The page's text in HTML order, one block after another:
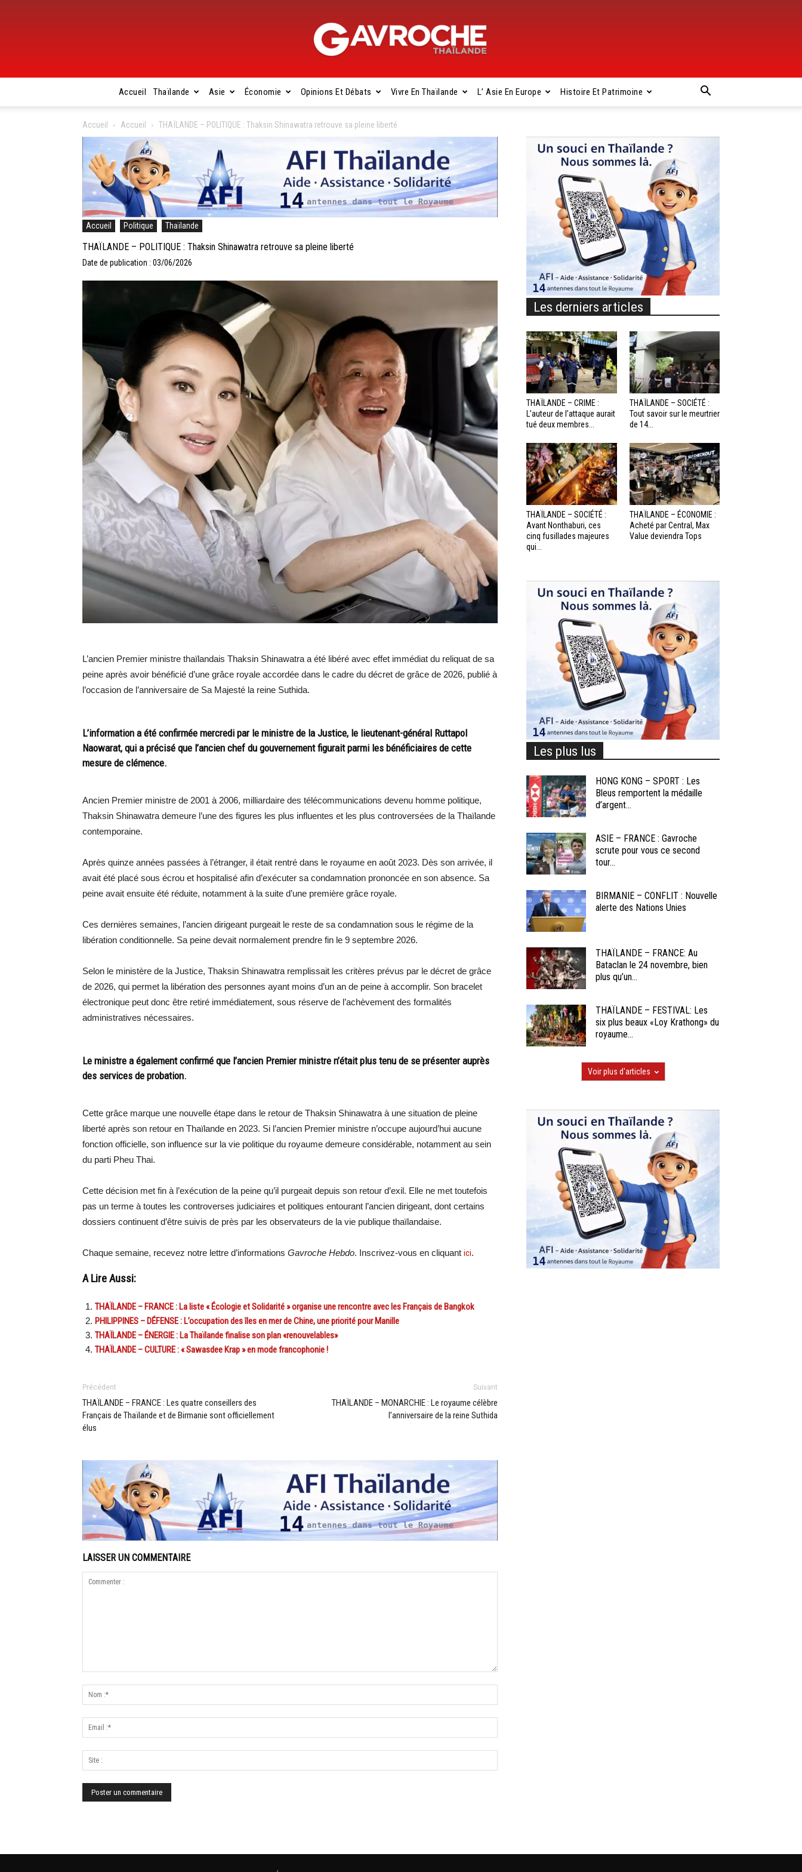
Gavroche
Thaïlande
Accueil Thaïlande Asie Économie Opinions Et Débats Vivre En Thaïlande L’ Asie En Europe Histoire Et Patrimoine
Accueil Accueil THAÏLANDE – POLITIQUE : Thaksin Shinawatra retrouve sa pleine liberté
Accueil Politique Thaïlande
THAÏLANDE – POLITIQUE : Thaksin Shinawatra retrouve sa pleine liberté
Date de publication : 03/06/2026
L’ancien Premier ministre thaïlandais Thaksin Shinawatra a été libéré avec effet immédiat du reliquat de sa
peine après avoir bénéficié d’une grâce royale accordée dans le cadre du décret de grâce de 2026, publié à
l’occasion de l’anniversaire de Sa Majesté la reine Suthida.
L’information a été confirmée mercredi par le ministre de la Justice, le lieutenant-général Ruttapol
Naowarat, qui a précisé que l’ancien chef du gouvernement figurait parmi les bénéficiaires de cette
mesure de clémence.
Ancien Premier ministre de 2001 à 2006, milliardaire des télécommunications devenu homme politique,
Thaksin Shinawatra demeure l’une des figures les plus influentes et les plus controversées de la Thaïlande
contemporaine.
Après quinze années passées à l’étranger, il était rentré dans le royaume en août 2023. Dès son arrivée, il
avait été placé sous écrou et hospitalisé afin d’exécuter sa condamnation prononcée en son absence. Sa
peine avait ensuite été réduite, notamment à la suite d’une première grâce royale.
Ces dernières semaines, l’ancien dirigeant purgeait le reste de sa condamnation sous le régime de la
libération conditionnelle. Sa peine devait normalement prendre fin le 9 septembre 2026.
Selon le ministère de la Justice, Thaksin Shinawatra remplissait les critères prévus par le décret de grâce
de 2026, qui permet la libération des personnes ayant moins d’un an de peine à accomplir. Son bracelet
électronique peut donc être retiré immédiatement, sous réserve de l’achèvement des formalités
administratives nécessaires.
Le ministre a également confirmé que l’ancien Premier ministre n’était plus tenu de se présenter auprès
des services de probation.
Cette grâce marque une nouvelle étape dans le retour de Thaksin Shinawatra à une situation de pleine
liberté après son retour en Thaïlande en 2023. Si l’ancien Premier ministre n’occupe aujourd’hui aucune
fonction officielle, son influence sur la vie politique du royaume demeure considérable, notamment au sein
du parti Pheu Thai.
Cette décision met fin à l’exécution de la peine qu’il purgeait depuis son retour d’exil. Elle ne met toutefois
pas un terme à toutes les controverses judiciaires et politiques entourant l’ancien dirigeant, dont certains
dossiers continuent d’être suivis de près par les observateurs de la vie publique thaïlandaise.
Chaque semaine, recevez notre lettre d’informations Gavroche Hebdo. Inscrivez-vous en cliquant ici.
A Lire Aussi:
THAÏLANDE – FRANCE : La liste « Écologie et Solidarité » organise une rencontre avec les Français de Bangkok
PHILIPPINES – DÉFENSE : L’occupation des îles en mer de Chine, une priorité pour Manille
THAÏLANDE – ÉNERGIE : La Thaïlande finalise son plan «renouvelables»
THAÏLANDE – CULTURE : « Sawasdee Krap » en mode francophonie !
Précédent
THAÏLANDE – FRANCE : Les quatre conseillers des
Français de Thaïlande et de Birmanie sont officiellement
élus
Suivant
THAÏLANDE – MONARCHIE : Le royaume célèbre
l’anniversaire de la reine Suthida
LAISSER UN COMMENTAIRE
Les derniers articles
THAÏLANDE – CRIME :
L’auteur de l’attaque aurait
tué deux membres...
THAÏLANDE – SOCIÉTÉ :
Tout savoir sur le meurtrier
de 14...
THAÏLANDE – SOCIÉTÉ :
Avant Nonthaburi, ces
cinq fusillades majeures
qui...
THAÏLANDE – ÉCONOMIE :
Acheté par Central, Max
Value deviendra Tops
Les plus lus
HONG KONG – SPORT : Les
Bleus remportent la médaille
d’argent...
ASIE – FRANCE : Gavroche
scrute pour vous ce second
tour...
BIRMANIE – CONFLIT : Nouvelle
alerte des Nations Unies
THAÏLANDE – FRANCE: Au
Bataclan le 24 novembre, bien
plus qu’un...
THAÏLANDE – FESTIVAL: Les
six plus beaux «Loy Krathong» du
royaume...
Voir plus d'articles